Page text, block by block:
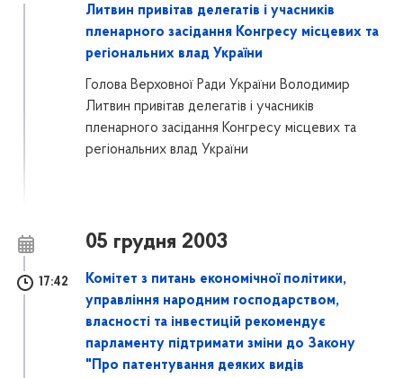
Литвин привітав делегатів і учасників
пленарного засідання Конгресу місцевих та
регіональних влад України
Голова Верховної Ради України Володимир
Литвин привітав делегатів і учасників
пленарного засідання Конгресу місцевих та
регіональних влад України
05 грудня 2003
17:42
Комітет з питань економічної політики,
управління народним господарством,
власності та інвестицій рекомендує
парламенту підтримати зміни до Закону
"Про патентування деяких видів